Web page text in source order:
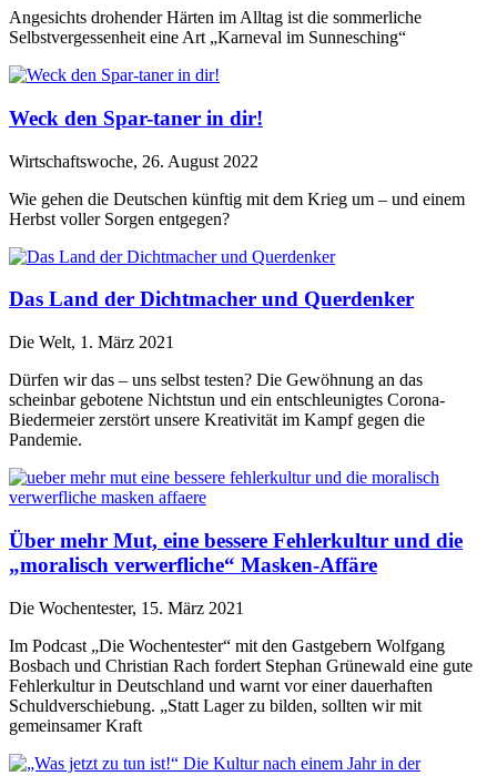
Angesichts drohender Härten im Alltag ist die sommerliche
Selbstvergessenheit eine Art „Karneval im Sunnesching“
Weck den Spar-taner in dir!
Wirtschaftswoche, 26. August 2022
Wie gehen die Deutschen künftig mit dem Krieg um – und einem
Herbst voller Sorgen entgegen?
Das Land der Dichtmacher und Querdenker
Die Welt, 1. März 2021
Dürfen wir das – uns selbst testen? Die Gewöhnung an das
scheinbar gebotene Nichtstun und ein entschleunigtes Corona-
Biedermeier zerstört unsere Kreativität im Kampf gegen die
Pandemie.
Über mehr Mut, eine bessere Fehlerkultur und die
„moralisch verwerfliche“ Masken-Affäre
Die Wochentester, 15. März 2021
Im Podcast „Die Wochentester“ mit den Gastgebern Wolfgang
Bosbach und Christian Rach fordert Stephan Grünewald eine gute
Fehlerkultur in Deutschland und warnt vor einer dauerhaften
Schuldverschiebung. „Statt Lager zu bilden, sollten wir mit
gemeinsamer Kraft